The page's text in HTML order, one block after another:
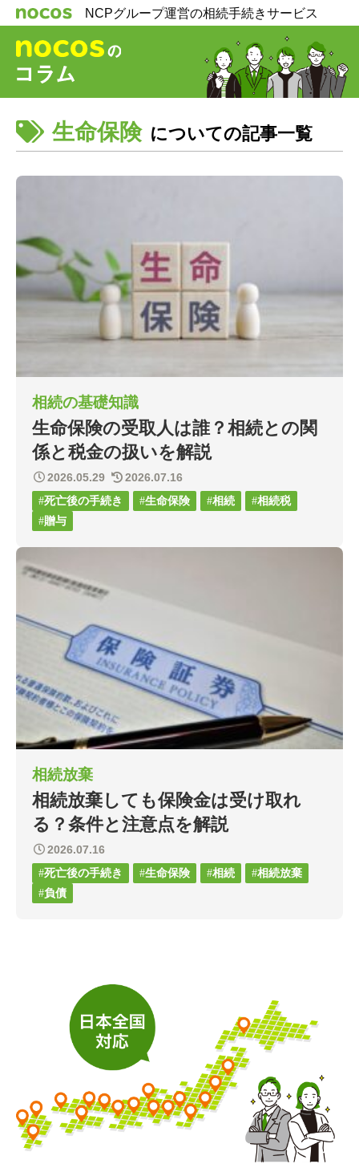
NCPグループ運営の相続手続きサービス
生命保険 についての記事一覧
相続の基礎知識
生命保険の受取人は誰？相続との関
係と税金の扱いを解説
2026.05.29
2026.07.16
死亡後の手続き
生命保険 相続
相続税
贈与
相続放棄
相続放棄しても保険金は受け取れ
る？条件と注意点を解説
2026.07.16
死亡後の手続き
生命保険 相続
相続放棄
負債